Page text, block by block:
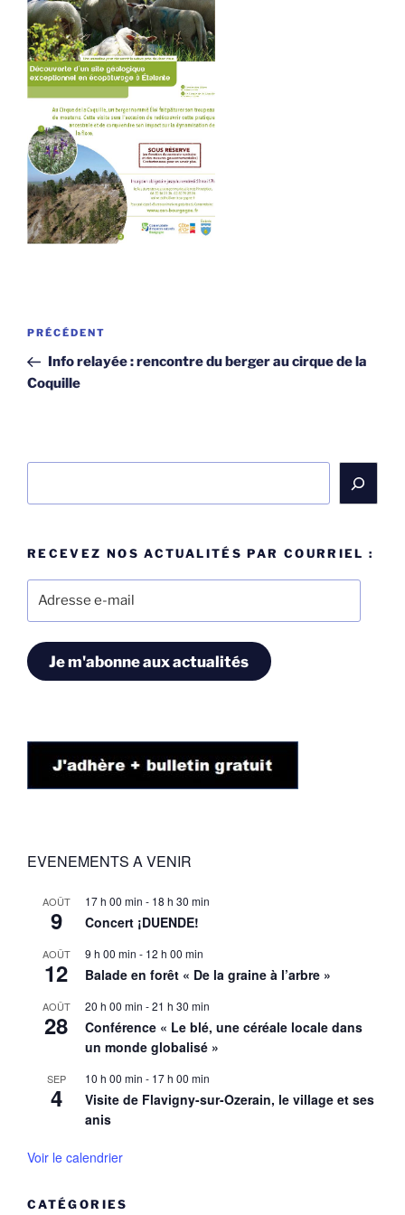
Navigation
l’article
Article
précédent
PRÉCÉDENT
Info relayée : rencontre du berger au cirque de la
Coquille
RECEVEZ NOS ACTUALITÉS PAR COURRIEL :
Je m'abonne aux actualités
EVENEMENTS A VENIR
AOÛT
9
17 h 00 min - 18 h 30 min
Concert ¡DUENDE!
AOÛT
12
9 h 00 min - 12 h 00 min
Balade en forêt « De la graine à l’arbre »
AOÛT
28
20 h 00 min -21 h 30 min
Conférence « Le blé, une céréale locale dans
un monde globalisé »
SEP
4
10 h 00 min - 17 h 00 min
Visite de Flavigny-sur-Ozerain, le village et ses
anis
Voir le calendrier
CATÉGORIES